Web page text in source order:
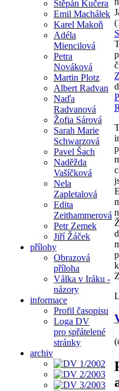
Štěpán Kučera
Emil Machálek
Karel Makoň
Adéla
Miencilová
Petra
Nováková
Martin Plotz
Albert Radvan
Naďa
Radvanová
Žofia Sárová
Sarah Marie
Schwarzová
Pavel Šach
Naděžda
Vašíčková
Nela
Zapletalová
Edita
Zeithammerová
Petr Zemek
Jiří Žáček
přílohy
Obrazová
příloha
Válka v Iráku -
názory
informace
Profil časopisu
Loga DV
pro spřátelené
stránky
archiv